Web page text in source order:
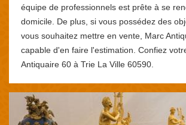
équipe de professionnels est prête à se
domicile. De plus, si vous possédez des
vous souhaitez mettre en vente, Marc
capable d'en faire l'estimation. Confiez
Antiquaire 60 à Trie La Ville 60590.